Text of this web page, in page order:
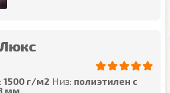
1500 г/м2 Низ: полиэтилен с
мм.